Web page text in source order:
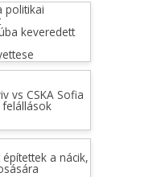
politikai
keveredett
vs CSKA Sofia
felállások
a nácik,